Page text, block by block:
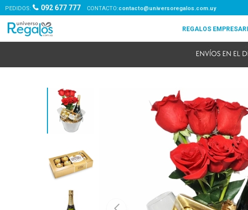
PEDIDOS: 092 677 777 contacto@universoregalos.com.uy